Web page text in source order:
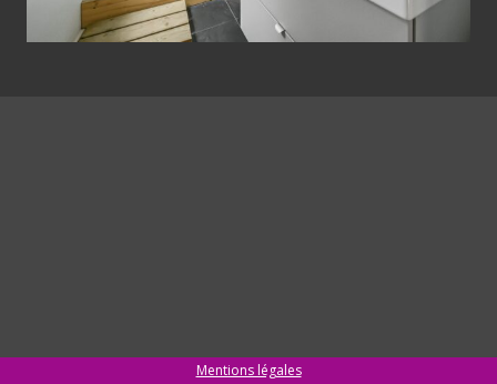
Mentions légales